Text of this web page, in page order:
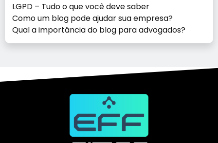
LGPD – Tudo o que você deve saber
Como um blog pode ajudar sua empresa?
Qual a importância do blog para advogados?